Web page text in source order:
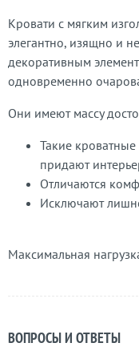
Кровати с мягким
элегантно, изящно и
декоративным
одновременно
Они имеют массу
Такие
придают
Отличаются
Исключают
Максимальная
ВОПРОСЫ И ОТВЕТЫ